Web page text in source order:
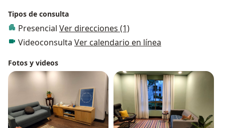
Tipos de consulta
Presencial Ver direcciones (1)
Videoconsulta Ver calendario en línea
Fotos y videos